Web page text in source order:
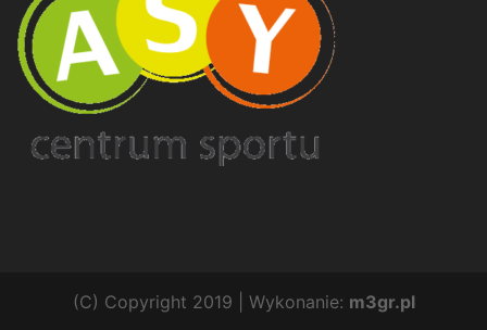
(C) Copyright 2019 | Wykonanie: m3gr.pl